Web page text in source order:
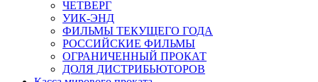
ЧЕТВЕРГ
УИК-ЭНД
ФИЛЬМЫ ТЕКУЩЕГО ГОДА
РОССИЙСКИЕ ФИЛЬМЫ
ОГРАНИЧЕННЫЙ ПРОКАТ
ДОЛЯ ДИСТРИБЬЮТОРОВ